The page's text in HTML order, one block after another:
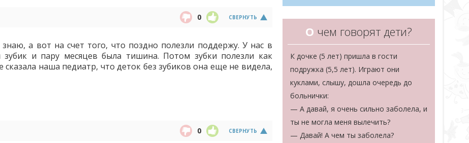
СВЕРНУТЬ
0
а вот на счет того, что поздно полезли поддержу. У нас в
зубик и пару месяцев была тишина. Потом зубки полезли как
сказала наша педиатр, что деток без зубиков она еще не видела,
СВЕРНУТЬ
0
О чем говорят дети?
К дочке (5 лет) пришла в гости
подружка (5,5 лет). Играют они
куклами, слышу, дошла очередь до
больнички:
— А давай, я очень сильно заболела, и
ты не могла меня вылечить?
— Давай! А чем ты заболела?